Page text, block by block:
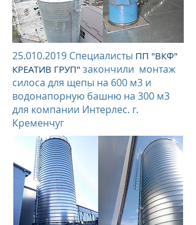
25.010.2019 Специалисты ПП "ВКФ"
КРЕАТИВ ГРУП" закончили монтаж
силоса для щепы на 600 м3 и
водонапорную башню на 300 м3
для компании Интерлес. г.
Кременчуг